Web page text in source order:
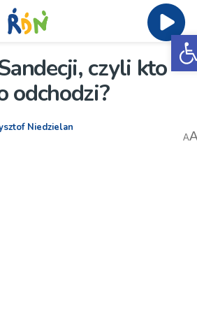
czyli kto
odchodzi?
Niedzielan
A